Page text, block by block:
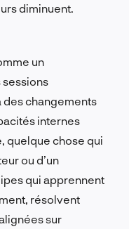
diminuent.
un
des changements
internes
quelque chose qui
ou d’un
qui apprennent
résolvent
sur